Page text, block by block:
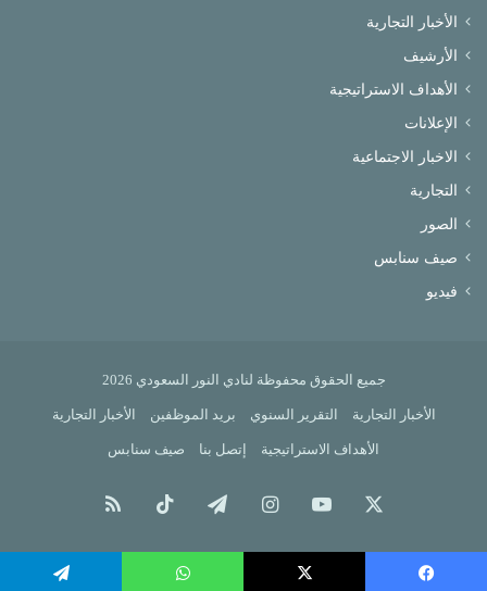
الأخبار التجارية
الأرشيف
الأهداف الاستراتيجية
الإعلانات
الاخبار الاجتماعية
التجارية
الصور
صيف سنابس
فيديو
جميع الحقوق محفوظة لنادي النور السعودي 2026
الأخبار التجارية التقرير السنوي بريد الموظفين الأخبار التجارية
الأهداف الاستراتيجية إتصل بنا صيف سنابس
يوتيوب انستقرامتيلقرام ‫TikTok
الموقع